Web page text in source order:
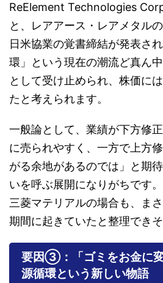
ReElement Technologies
と、レアアース・レアメタル
日米協業の覚書締結が発表さ
環」という現在の潮流ど真ん
として受け止められ、株価に
たと考えられます。
一般論として、業績が下方修
に売られやすく、一方で上方
がる余地があるのでは」と期
いを呼ぶ展開になりがちです。
三菱マテリアルの場合も、ま
期間に起きていたと整理できそ
要因③：「ゴミをお金に
源循環という新しい物語